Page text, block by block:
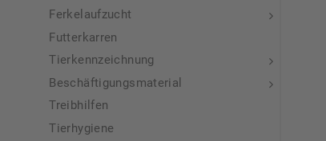
Ferkelaufzucht
Futterkarren
Tierkennzeichnung
Beschäftigungsmaterial
Treibhilfen
Tierhygiene